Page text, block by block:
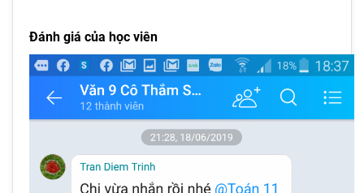
Đánh giá của học viên